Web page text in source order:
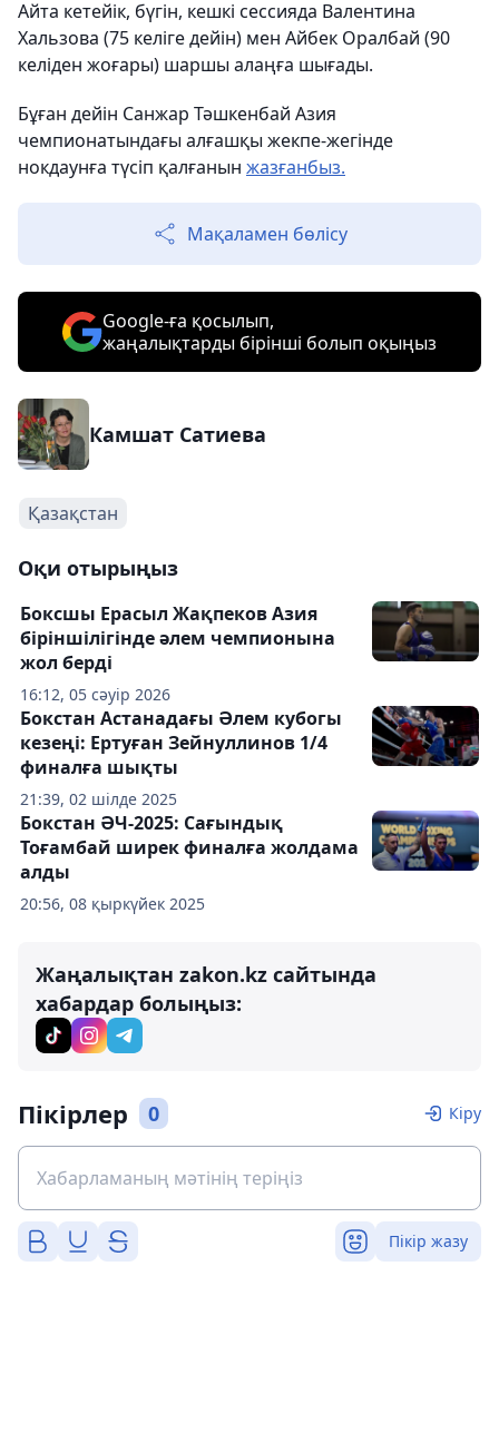
Айта кетейік, бүгін, кешкі сессияда Валентина
Хальзова (75 келіге дейін) мен Айбек Оралбай (90
келіден жоғары) шаршы алаңға шығады.
Бұған дейін Санжар Тәшкенбай Азия
чемпионатындағы алғашқы жекпе-жегінде
нокдаунға түсіп қалғанын жазғанбыз.
Мақаламен бөлісу
Google-ға қосылып,
жаңалықтарды бірінші болып оқыңыз
Камшат Сатиева
Қазақстан
Оқи отырыңыз
16:12, 05 сәуір 2026
Боксшы Ерасыл Жақпеков Азия
біріншілігінде әлем чемпионына
жол берді
21:39, 02 шілде 2025
Бокстан Астанадағы Әлем кубогы
кезеңі: Ертуған Зейнуллинов 1/4
финалға шықты
20:56, 08 қыркүйек 2025
Бокстан ӘЧ-2025: Сағындық
Тоғамбай ширек финалға жолдама
алды
Жаңалықтан zakon.kz сайтында
хабардар болыңыз:
Пікірлер 0 Кіру
Пікір жазу